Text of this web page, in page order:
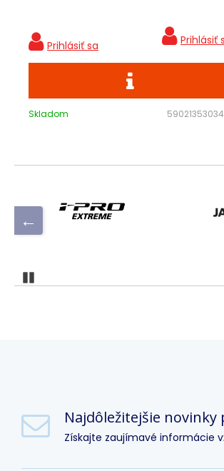
Skladom
Najdôležitejšie novinky
Získajte zaujímavé informácie